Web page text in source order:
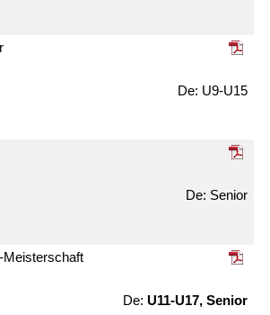
U9-U15
Senior
Meister­schaft
U11-U17, Senior